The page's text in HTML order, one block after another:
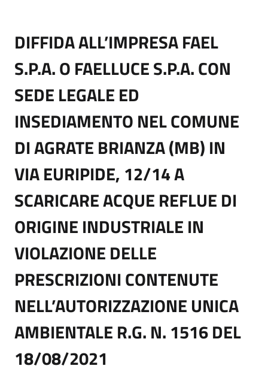
DIFFIDA ALL’IMPRESA FAEL
S.P.A. O FAELLUCE S.P.A. CON
SEDE LEGALE ED
INSEDIAMENTO NEL COMUNE
DI AGRATE BRIANZA (MB) IN
VIA EURIPIDE, 12/14 A
SCARICARE ACQUE REFLUE DI
ORIGINE INDUSTRIALE IN
VIOLAZIONE DELLE
PRESCRIZIONI CONTENUTE
NELL’AUTORIZZAZIONE UNICA
AMBIENTALE R.G. N. 1516 DEL
18/08/2021